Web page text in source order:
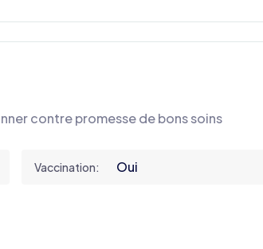
contre promesse de bons soins
Vaccination: Oui